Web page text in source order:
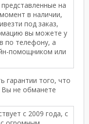
на
в наличии,
под заказ,
вы можете у
по телефону, а
помощником или
гарантии того, что
Вы не обманете
с 2009 года, с